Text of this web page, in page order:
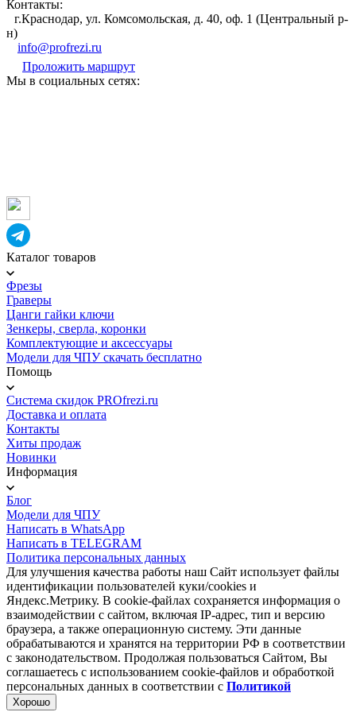
Контакты:
г.Краснодар, ул. Комсомольская, д. 40, оф. 1 (Центральный р-
н)
info@profrezi.ru
Проложить маршрут
Мы в социальных сетях:
Каталог товаров
Фрезы
Граверы
Цанги гайки ключи
Зенкеры, сверла, коронки
Комплектующие и аксессуары
Модели для ЧПУ скачать бесплатно
Помощь
Система скидок PROfrezi.ru
Доставка и оплата
Контакты
Хиты продаж
Новинки
Информация
Блог
Модели для ЧПУ
Написать в WhatsApp
Написать в TELEGRAM
Политика персональных данных
Для улучшения качества работы наш Сайт использует файлы
идентификации пользователей куки/cookies и
Яндекс.Метрику. В cookie-файлах сохраняется информация о
взаимодействии с сайтом, включая IP-адрес, тип и версию
браузера, а также операционную систему. Эти данные
обрабатываются и хранятся на территории РФ в соответствии
с законодательством. Продолжая пользоваться Сайтом, Вы
соглашаетесь с использованием cookie-файлов и обработкой
персональных данных в соответствии с Политикой
Хорошо